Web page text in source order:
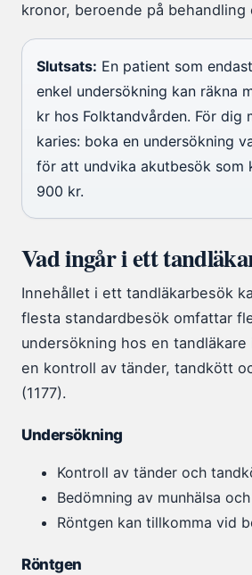
kronor, beroende på behandling
Slutsats: En patient som
enkel undersökning kan räkna
kr hos Folktandvården. För dig
karies: boka en undersökning
för att undvika akutbesök som
900 kr.
Vad ingår i ett
Innehållet i ett tandläkarbesök
flesta standardbesök omfattar
undersökning hos en
en kontroll av tänder, tandkött
(1177).
Undersökning
Kontroll av tänder och
Bedömning av munhälsa
Röntgen kan tillkomma vid
Röntgen